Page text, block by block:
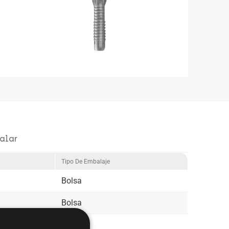
Tipo De Embalaje
Bolsa
Bolsa